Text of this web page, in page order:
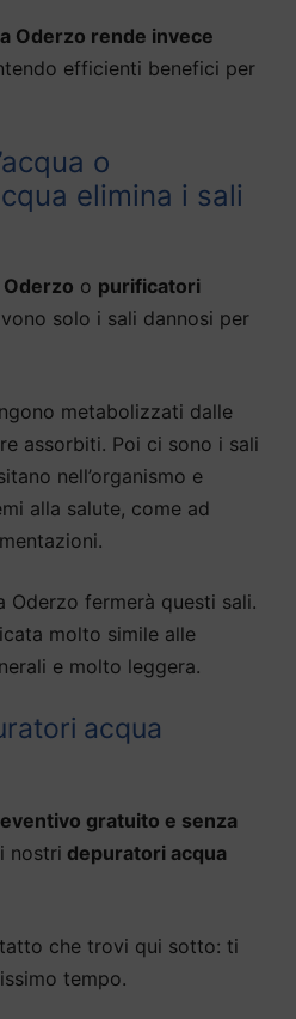
Oderzo rende invece
efficienti benefici per
o
elimina i sali
Oderzo o purificatori
solo i sali dannosi per
metabolizzati dalle
assorbiti. Poi ci sono i sali
nell’organismo e
alla salute, come ad
Oderzo fermerà questi sali.
molto simile alle
e molto leggera.
acqua
gratuito e senza
nostri depuratori acqua
che trovi qui sotto: ti
tempo.